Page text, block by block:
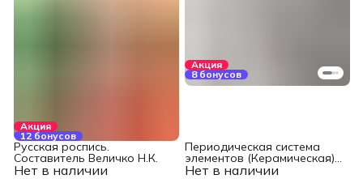
Акция
12 бонусов
Нет в наличии
Русская роспись.
Составитель Величко Н.К.
Акция
8 бонусов
Нет в наличии
Периодическая система
элементов (Керамическая),
Ovo Ceramics